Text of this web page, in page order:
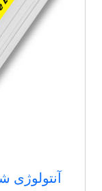
آنتولوژی